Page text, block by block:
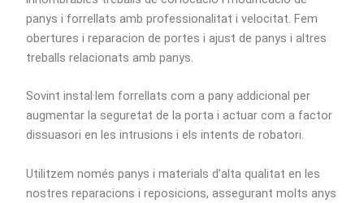
panys i forrellats amb professionalitat i velocitat. Fem
obertures i reparacion de portes i ajust de panys i altres
treballs relacionats amb panys.
Sovint instal·lem forrellats com a pany addicional per
augmentar la seguretat de la porta i actuar com a factor
dissuasori en les intrusions i els intents de robatori.
Utilitzem només panys i materials d’alta qualitat en les
nostres reparacions i reposicions, assegurant molts anys